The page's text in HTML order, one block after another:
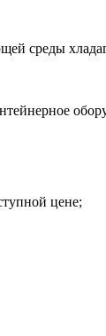
среды
цене;